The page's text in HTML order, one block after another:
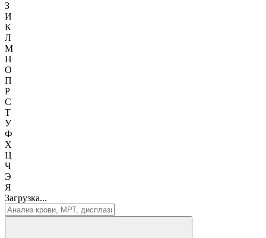
З
И
К
Л
М
Н
О
П
Р
С
Т
У
Ф
Х
Ц
Ч
Э
Я
Загрузка...